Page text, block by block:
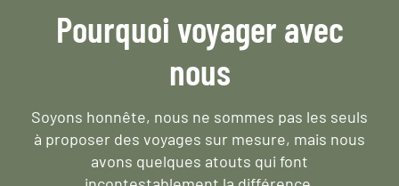
Pourquoi voyager avec
nous
Soyons honnête, nous ne sommes pas les seuls
à proposer des voyages sur mesure, mais nous
avons quelques atouts qui font